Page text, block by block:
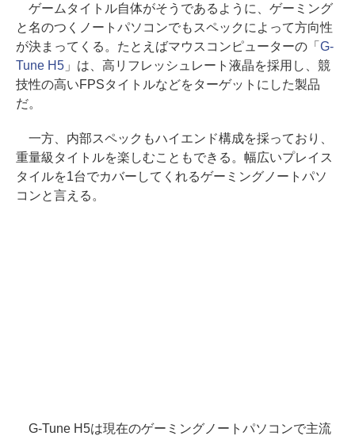
ゲームタイトル自体がそうであるように、ゲーミング
と名のつくノートパソコンでもスペックによって方向性
が決まってくる。たとえばマウスコンピューターの「 G-
Tune H5」は、高リフレッシュレート液晶を採用し、競
技性の高いFPSタイトルなどをターゲットにした製品
だ。
一方、内部スペックもハイエンド構成を採っており、
重量級タイトルを楽しむこともできる。幅広いプレイス
タイルを1台でカバーしてくれるゲーミングノートパソ
コンと言える。
G-Tune H5は現在のゲーミングノートパソコンで主流